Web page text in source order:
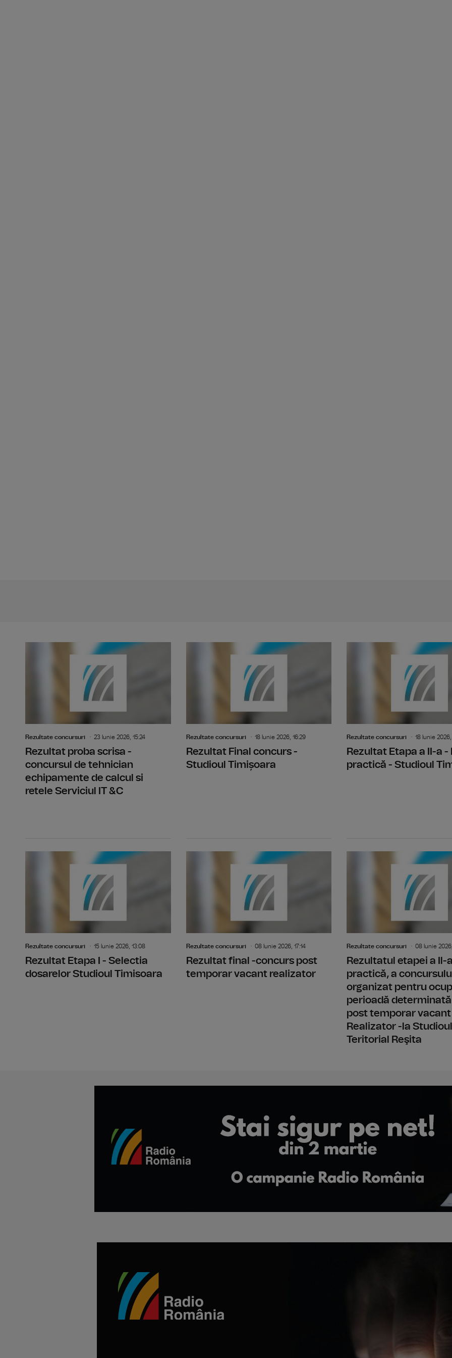
Rezultate concursuri 23 Iunie 2026, 15:24
Rezultat proba scrisa -
concursul de tehnician
echipamente de calcul si
retele Serviciul IT &C
Rezultat proba scrisa - concursul de
Rezultate concursuri 18 Iunie 2026, 16:29
Rezultat Final concurs -
Studioul Timișoara
Rezultate concursuri 18 Iunie 2026,
Rezultat Etapa a II-a -
practică - Studioul
Rezultate concursuri 15 Iunie 2026, 13:08
Rezultat Etapa I - Selectia
dosarelor Studioul Timisoara
Rezultate concursuri 08 Iunie 2026, 17:14
Rezultat final -concurs post
temporar vacant realizator
Rezultate concursuri 08 Iunie
Rezultatul etapei a Il-
practică, a
organizat pentru
perioadă determinată
post temporar vacant
Realizator -la Studioul
Teritorial Reşita